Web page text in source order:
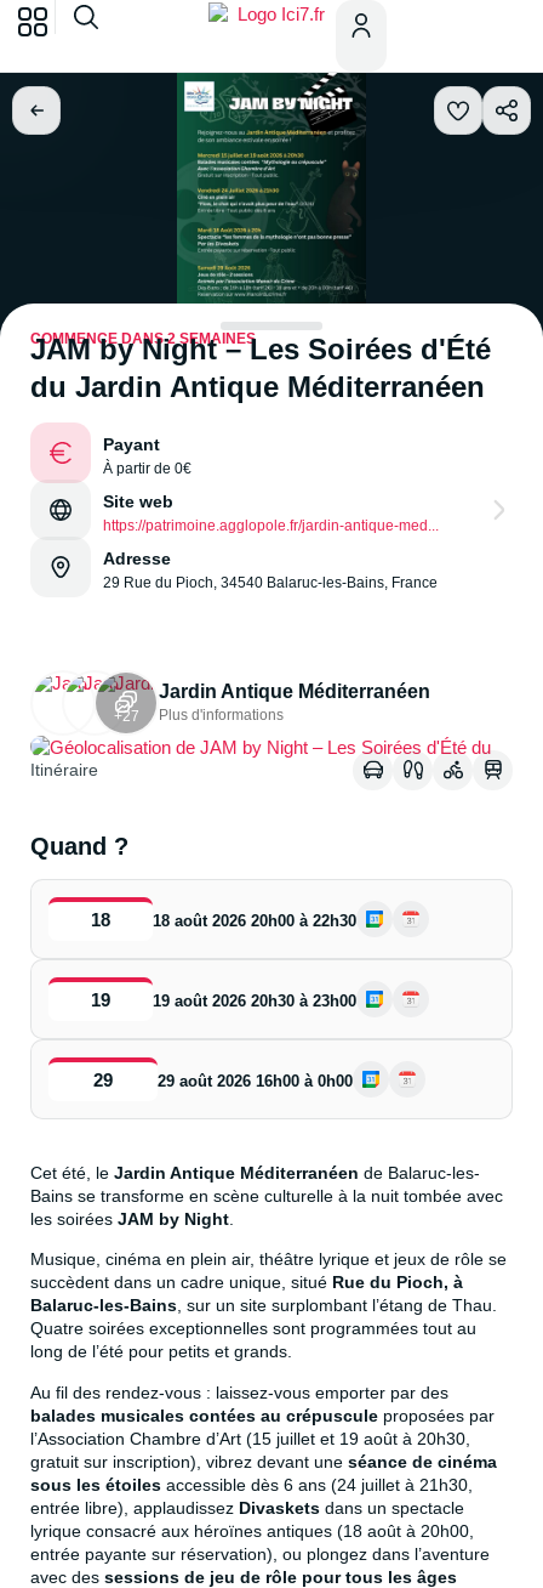
COMMENCE DANS 2 SEMAINES
JAM by Night – Les Soirées d'Été
du Jardin Antique Méditerranéen
Payant
À partir de 0€
Site web
https://patrimoine.agglopole.fr/jardin-antique-med...
Adresse
29 Rue du Pioch, 34540 Balaruc-les-Bains, France
+27
Jardin Antique Méditerranéen
Plus d'informations
Voir sur la map
Itinéraire
Quand ?
18 18 août 2026 20h00 à 22h30
19 19 août 2026 20h30 à 23h00
29 29 août 2026 16h00 à 0h00
Cet été, le Jardin Antique Méditerranéen de Balaruc-les-
Bains se transforme en scène culturelle à la nuit tombée avec
les soirées JAM by Night
Musique, cinéma en plein air, théâtre lyrique et jeux de rôle se
succèdent dans un cadre unique, situé Rue du Pioch, à
Balaruc-les-Bains, sur un site surplombant l’étang de Thau.
Quatre soirées exceptionnelles sont programmées tout au
long de l’été pour petits et grands.
Au fil des rendez-vous : laissez-vous emporter par des
balades musicales contées au crépuscule proposées par
l’Association Chambre d’Art (15 juillet et 19 août à 20h30,
gratuit sur inscription), vibrez devant une séance de cinéma
sous les étoiles accessible dès 6 ans (24 juillet à 21h30,
entrée libre), applaudissez Divaskets dans un spectacle
lyrique consacré aux héroïnes antiques (18 août à 20h00,
entrée payante sur réservation), ou plongez dans l’aventure
avec des sessions de jeu de rôle pour tous les âges